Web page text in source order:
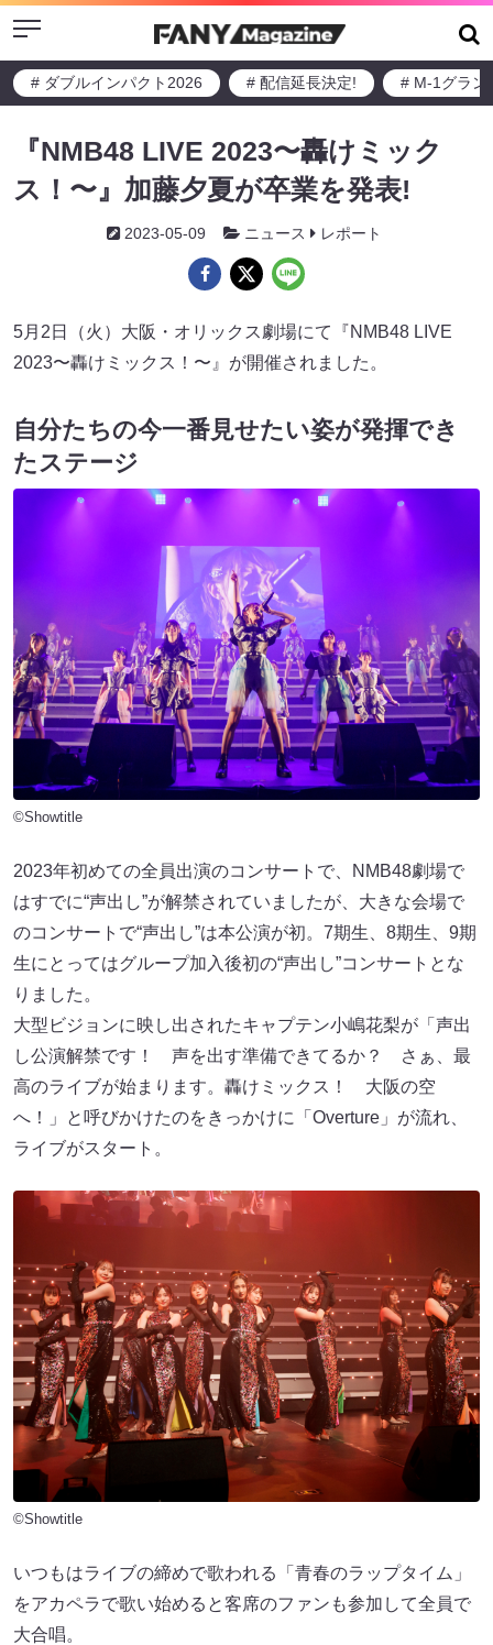
Menu
# ダブルインパクト2026 # 配信延長決定! # M-1グラン
『NMB48 LIVE 2023〜轟けミック
ス！〜』加藤夕夏が卒業を発表!
2023-05-09 ニュース レポート
5月2日（火）大阪・オリックス劇場にて『NMB48 LIVE
2023〜轟けミックス！〜』が開催されました。
自分たちの今一番見せたい姿が発揮でき
たステージ
©Showtitle
2023年初めての全員出演のコンサートで、NMB48劇場で
はすでに“声出し”が解禁されていましたが、大きな会場で
のコンサートで“声出し”は本公演が初。7期生、8期生、9期
生にとってはグループ加入後初の“声出し”コンサートとな
りました。
大型ビジョンに映し出されたキャプテン小嶋花梨が「声出
し公演解禁です！ 声を出す準備できてるか？ さぁ、最
高のライブが始まります。轟けミックス！ 大阪の空
へ！」と呼びかけたのをきっかけに「Overture」が流れ、
ライブがスタート。
©Showtitle
いつもはライブの締めで歌われる「青春のラップタイム」
をアカペラで歌い始めると客席のファンも参加して全員で
大合唱。